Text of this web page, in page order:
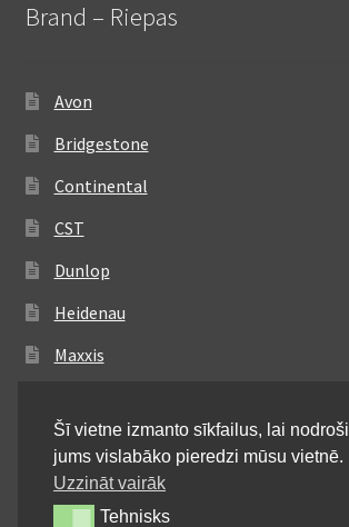
Brand – Riepas
Avon
Bridgestone
Continental
CST
Dunlop
Heidenau
Maxxis
Michelin
Mitas
Šī vietne izmanto sīkfailus, lai
jums vislabāko pieredzi mūsu vietnē.
Uzzināt vairāk
TehnisksTehnisks